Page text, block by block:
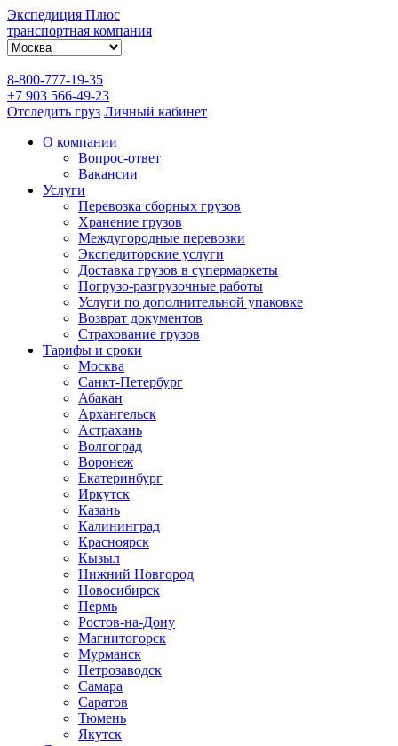
Экспедиция Плюс
транспортная компания
8-800-777-19-35
+7 903 566-49-23
Отследить груз Личный кабинет
О компании
Вопрос-ответ
Вакансии
Услуги
Перевозка сборных грузов
Хранение грузов
Междугородные перевозки
Экспедиторские услуги
Доставка грузов в супермаркеты
Погрузо-разгрузочные работы
Услуги по дополнительной упаковке
Возврат документов
Страхование грузов
Тарифы и сроки
Москва
Санкт-Петербург
Абакан
Архангельск
Астрахань
Волгоград
Воронеж
Екатеринбург
Иркутск
Казань
Калининград
Красноярск
Кызыл
Нижний Новгород
Новосибирск
Пермь
Ростов-на-Дону
Магнитогорск
Мурманск
Петрозаводск
Самара
Саратов
Тюмень
Якутск